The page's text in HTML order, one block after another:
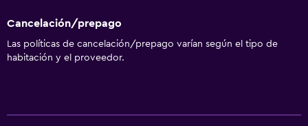
Cancelación/prepago
Las políticas de cancelación/prepago varían según el tipo de
habitación y el proveedor.